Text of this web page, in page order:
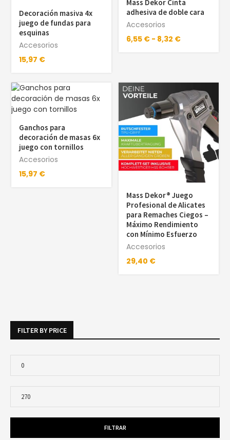
Decoración masiva 4x
juego de fundas para
esquinas
Accesorios
15,97 €
Mass Dekor Cinta
adhesiva de doble cara
Accesorios
6,55 € - 8,32 €
Ganchos para
decoración de masas 6x
juego con tornillos
Accesorios
15,97 €
Mass Dekor® Juego
Profesional de Alicates
para Remaches Ciegos –
Máximo Rendimiento
con Mínimo Esfuerzo
Accesorios
29,40 €
FILTER BY PRICE
FILTRAR